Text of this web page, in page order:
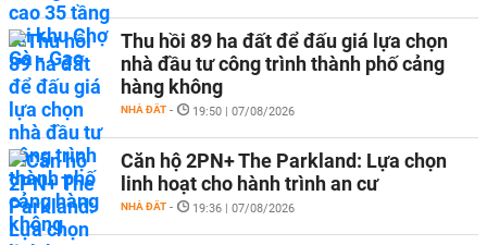
Thu hồi 89 ha đất để đấu giá lựa chọn
nhà đầu tư công trình thành phố cảng
hàng không
NHÀ ĐẤT - 19:50 | 07/08/2026
Căn hộ 2PN+ The Parkland: Lựa chọn
linh hoạt cho hành trình an cư
NHÀ ĐẤT - 19:36 | 07/08/2026